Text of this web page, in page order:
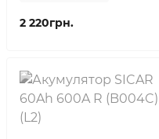
2 220грн.